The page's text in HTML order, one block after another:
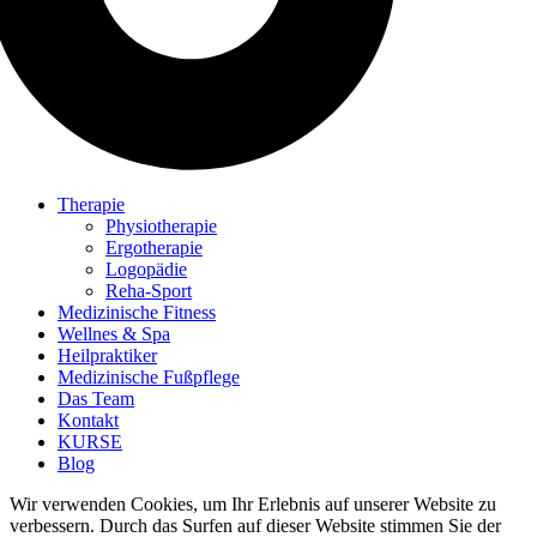
Therapie
Physiotherapie
Ergotherapie
Logopädie
Reha-Sport
Medizinische Fitness
Wellnes & Spa
Heilpraktiker
Medizinische Fußpflege
Das Team
Kontakt
KURSE
Blog
Wir verwenden Cookies, um Ihr Erlebnis auf unserer Website zu
verbessern. Durch das Surfen auf dieser Website stimmen Sie der